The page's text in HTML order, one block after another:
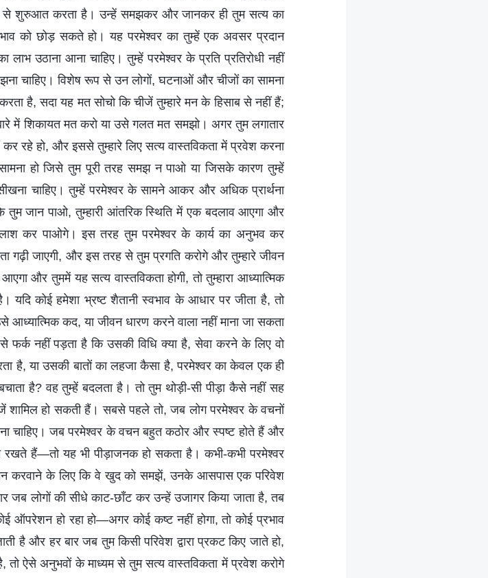
से शुरुआत करता है। उन्हें समझकर और जानकर ही तुम सत्य का
को छोड़ सकते हो। यह परमेश्वर का तुम्हें एक अवसर प्रदान
उठाना आना चाहिए। तुम्हें परमेश्वर के प्रति प्रतिरोधी नहीं
चाहिए। विशेष रूप से उन लोगों, घटनाओं और चीजों का सामना
है, सदा यह मत सोचो कि चीजें तुम्हारे मन के हिसाब से नहीं हैं;
में शिकायत मत करो या उसे गलत मत समझो। अगर तुम लगातार
रहे हो, और इससे तुम्हारे लिए सत्य वास्तविकता में प्रवेश करना
हो जिसे तुम पूरी तरह समझ न पाओ या जिसके कारण तुम्हें
चाहिए। तुम्हें परमेश्वर के सामने आकर और अधिक प्रार्थना
जान पाओ, तुम्हारी आंतरिक स्थिति में एक बदलाव आएगा और
कर पाओगे। इस तरह तुम परमेश्वर के कार्य का अनुभव कर
गढ़ी जाएगी, और इस तरह से तुम प्रगति करोगे और तुम्हारे जीवन
और तुममें यह सत्य वास्तविकता होगी, तो तुम्हारा आध्यात्मिक
कोई हमेशा भ्रष्ट शैतानी स्वभाव के आधार पर जीता है, तो
आध्यात्मिक कद, या जीवन धारण करने वाला नहीं माना जा सकता
नहीं पड़ता है कि उसकी विधि क्या है, सेवा करने के लिए वो
है, या उसकी बातों का लहजा कैसा है, परमेश्वर का केवल एक ही
है? वह तुम्हें बदलता है। तो तुम थोड़ी-सी पीड़ा कैसे नहीं सह
शामिल हो सकती हैं। सबसे पहले तो, जब लोग परमेश्वर के वचनों
चाहिए। जब परमेश्वर के वचन बहुत कठोर और स्पष्ट होते हैं और
हैं—तो यह भी पीड़ाजनक हो सकता है। कभी-कभी परमेश्वर
करवाने के लिए कि वे खुद को समझें, उनके आसपास एक परिवेश
जब लोगों की सीधे काट-छाँट कर उन्हें उजागर किया जाता है, तब
ऑपरेशन हो रहा हो—अगर कोई कष्ट नहीं होगा, तो कोई प्रभाव
है और हर बार जब तुम किसी परिवेश द्वारा प्रकट किए जाते हो,
तो ऐसे अनुभवों के माध्यम से तुम सत्य वास्तविकता में प्रवेश करोगे